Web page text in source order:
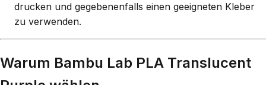
drucken und gegebenenfalls einen geeigneten Kleber
zu verwenden.
Warum Bambu Lab PLA Translucent